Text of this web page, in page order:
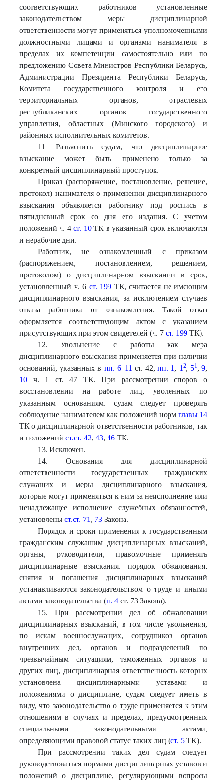
соответствующих работников установленные
законодательством меры дисциплинарной
ответственности могут применяться уполномоченными
должностными лицами и органами нанимателя в
пределах их компетенции самостоятельно или по
предложению Совета Министров Республики Беларусь,
Администрации Президента Республики Беларусь,
Комитета государственного контроля и его
территориальных органов, отраслевых
республиканских органов государственного
управления, областных (Минского городского) и
районных исполнительных комитетов.
11. Разъяснить судам, что дисциплинарное
взыскание может быть применено только за
конкретный дисциплинарный проступок.
Приказ (распоряжение, постановление, решение,
протокол) нанимателя о применении дисциплинарного
взыскания объявляется работнику под роспись в
пятидневный срок со дня его издания. С учетом
положений ч. 4ст. 10ТК в указанный срок включаются
и нерабочие дни.
Работник, не ознакомленный с приказом
(распоряжением, постановлением, решением,
протоколом) о дисциплинарном взыскании в срок,
установленный ч. 6 ст. 199 ТК, считается не имеющим
дисциплинарного взыскания, за исключением случаев
отказа работника от ознакомления. Такой отказ
оформляется соответствующим актом с указанием
присутствующих при этом свидетелей (ч. 7 ст. 199 ТК).
12. Увольнение с работы как мера
дисциплинарного взыскания применяется при наличии
оснований, указанных в пп. 6–11 ст. 42,пп. 1 , 1 2, 51,9,
10 ч. 1 ст. 47 ТК. При рассмотрении споров о
восстановлении на работе лиц, уволенных по
указанным основаниям, судам следует проверять
соблюдение нанимателем как положений норм главы 14
ТК о дисциплинарной ответственности работников, так
и положений ст.ст. 42, 43, 46 ТК.
13. Исключен.
14. Основания для дисциплинарной
ответственности государственных гражданских
служащих и меры дисциплинарного взыскания,
которые могут применяться к ним за неисполнение или
ненадлежащее исполнение служебных обязанностей,
установлены ст.ст. 71 , 73 Закона.
Порядок и сроки применения к государственным
гражданским служащим дисциплинарных взысканий,
органы, руководители, правомочные применять
дисциплинарные взыскания, порядок обжалования,
снятия и погашения дисциплинарных взысканий
устанавливаются законодательством о труде и иными
актами законодательства (п. 4 ст. 73 Закона).
15. При рассмотрении дел об обжаловании
дисциплинарных взысканий, в том числе увольнения,
по искам военнослужащих, сотрудников органов
внутренних дел, органов и подразделений по
чрезвычайным ситуациям, таможенных органов и
других лиц, дисциплинарная ответственность которых
установлена дисциплинарными уставами и
положениями о дисциплине, судам следует иметь в
виду, что законодательство о труде применяется к этим
отношениям в случаях и пределах, предусмотренных
специальными законодательными актами,
определяющими правовой статус таких лиц (ст. 5 ТК).
При рассмотрении таких дел судам следует
руководствоваться нормами дисциплинарных уставов и
положений о дисциплине, регулирующими вопросы